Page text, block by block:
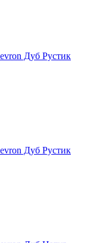
Дуб Рустик
Дуб Рустик